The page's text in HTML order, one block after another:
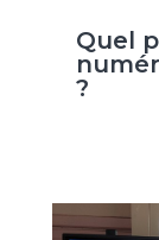
Quel
?